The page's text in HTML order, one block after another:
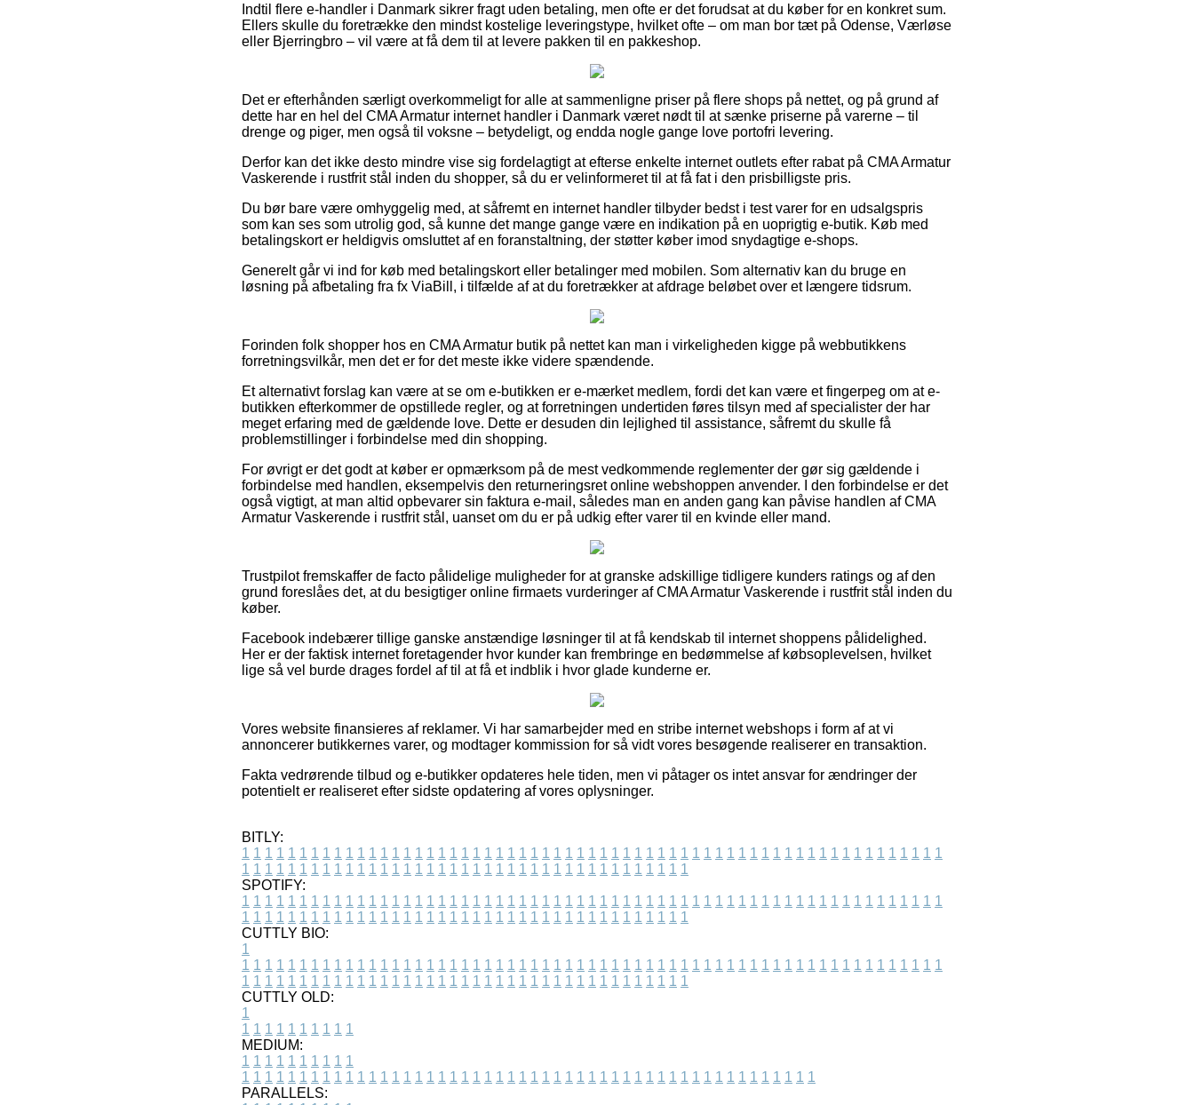
Indtil flere e-handler i Danmark sikrer fragt uden betaling, men ofte er det forudsat at du køber for en konkret sum.
Ellers skulle du foretrække den mindst kostelige leveringstype, hvilket ofte – om man bor tæt på Odense, Værløse
eller Bjerringbro – vil være at få dem til at levere pakken til en pakkeshop.
Det er efterhånden særligt overkommeligt for alle at sammenligne priser på flere shops på nettet, og på grund af
dette har en hel del CMA Armatur internet handler i Danmark været nødt til at sænke priserne på varerne – til
drenge og piger, men også til voksne – betydeligt, og endda nogle gange love portofri levering.
Derfor kan det ikke desto mindre vise sig fordelagtigt at efterse enkelte internet outlets efter rabat på CMA Armatur
Vaskerende i rustfrit stål inden du shopper, så du er velinformeret til at få fat i den prisbilligste pris.
Du bør bare være omhyggelig med, at såfremt en internet handler tilbyder bedst i test varer for en udsalgspris
som kan ses som utrolig god, så kunne det mange gange være en indikation på en uoprigtig e-butik. Køb med
betalingskort er heldigvis omsluttet af en foranstaltning, der støtter køber imod snydagtige e-shops.
Generelt går vi ind for køb med betalingskort eller betalinger med mobilen. Som alternativ kan du bruge en
løsning på afbetaling fra fx ViaBill, i tilfælde af at du foretrækker at afdrage beløbet over et længere tidsrum.
Forinden folk shopper hos en CMA Armatur butik på nettet kan man i virkeligheden kigge på webbutikkens
forretningsvilkår, men det er for det meste ikke videre spændende.
Et alternativt forslag kan være at se om e-butikken er e-mærket medlem, fordi det kan være et fingerpeg om at e-
butikken efterkommer de opstillede regler, og at forretningen undertiden føres tilsyn med af specialister der har
meget erfaring med de gældende love. Dette er desuden din lejlighed til assistance, såfremt du skulle få
problemstillinger i forbindelse med din shopping.
For øvrigt er det godt at køber er opmærksom på de mest vedkommende reglementer der gør sig gældende i
forbindelse med handlen, eksempelvis den returneringsret online webshoppen anvender. I den forbindelse er det
også vigtigt, at man altid opbevarer sin faktura e-mail, således man en anden gang kan påvise handlen af CMA
Armatur Vaskerende i rustfrit stål, uanset om du er på udkig efter varer til en kvinde eller mand.
Trustpilot fremskaffer de facto pålidelige muligheder for at granske adskillige tidligere kunders ratings og af den
grund foreslåes det, at du besigtiger online firmaets vurderinger af CMA Armatur Vaskerende i rustfrit stål inden du
køber.
Facebook indebærer tillige ganske anstændige løsninger til at få kendskab til internet shoppens pålidelighed.
Her er der faktisk internet foretagender hvor kunder kan frembringe en bedømmelse af købsoplevelsen, hvilket
lige så vel burde drages fordel af til at få et indblik i hvor glade kunderne er.
Vores website finansieres af reklamer. Vi har samarbejder med en stribe internet webshops i form af at vi
annoncerer butikkernes varer, og modtager kommission for så vidt vores besøgende realiserer en transaktion.
Fakta vedrørende tilbud og e-butikker opdateres hele tiden, men vi påtager os intet ansvar for ændringer der
potentielt er realiseret efter sidste opdatering af vores oplysninger.
BITLY:
1 1 1 1 1 1 1 1 1 1 1 1 1 1 1 1 1 1 1 1 1 1 1 1 1 1 1 1 1 1 1 1 1 1 1 1 1 1 1 1 1 1 1 1 1 1 1 1 1 1 1 1 1 1 1 1 1 1 1 1 1
1 1 1 1 1 1 1 1 1 1 1 1 1 1 1 1 1 1 1 1 1 1 1 1 1 1 1 1 1 1 1 1 1 1 1 1 1 1 1
SPOTIFY:
1 1 1 1 1 1 1 1 1 1 1 1 1 1 1 1 1 1 1 1 1 1 1 1 1 1 1 1 1 1 1 1 1 1 1 1 1 1 1 1 1 1 1 1 1 1 1 1 1 1 1 1 1 1 1 1 1 1 1 1 1
1 1 1 1 1 1 1 1 1 1 1 1 1 1 1 1 1 1 1 1 1 1 1 1 1 1 1 1 1 1 1 1 1 1 1 1 1 1 1
CUTTLY BIO:
1
1 1 1 1 1 1 1 1 1 1 1 1 1 1 1 1 1 1 1 1 1 1 1 1 1 1 1 1 1 1 1 1 1 1 1 1 1 1 1 1 1 1 1 1 1 1 1 1 1 1 1 1 1 1 1 1 1 1 1 1 1
1 1 1 1 1 1 1 1 1 1 1 1 1 1 1 1 1 1 1 1 1 1 1 1 1 1 1 1 1 1 1 1 1 1 1 1 1 1 1
CUTTLY OLD:
1
1 1 1 1 1 1 1 1 1 1
MEDIUM:
1 1 1 1 1 1 1 1 1 1
1 1 1 1 1 1 1 1 1 1 1 1 1 1 1 1 1 1 1 1 1 1 1 1 1 1 1 1 1 1 1 1 1 1 1 1 1 1 1 1 1 1 1 1 1 1 1 1 1 1
PARALLELS: